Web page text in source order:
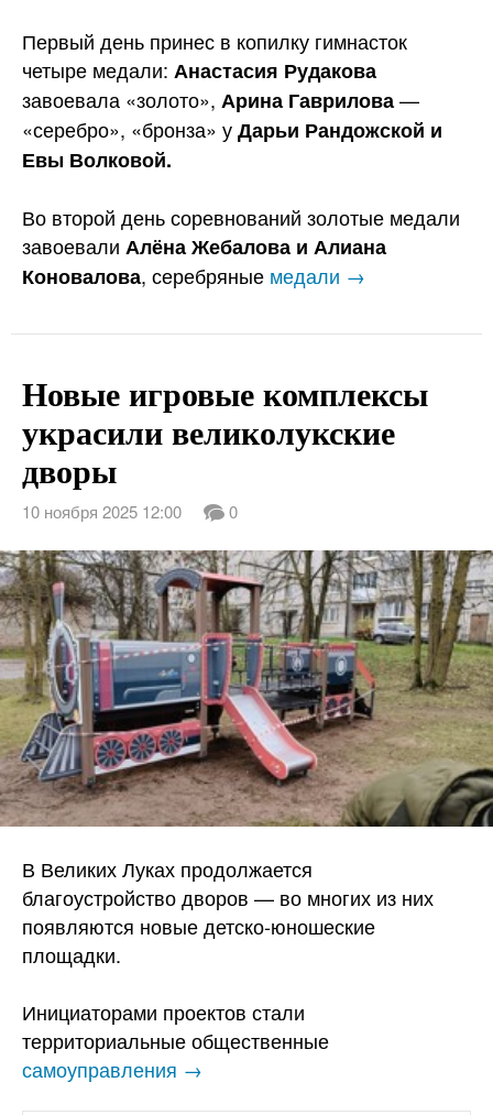
Первый день принес в копилку гимнасток
четыре медали: Анастасия Рудакова
завоевала «золото», Арина Гаврилова—
«серебро», «бронза» уДарьи Рандожской и
Евы Волковой.
Во второй день соревнований золотые медали
завоевали Алёна Жебалова и Алиана
Коновалова, серебряные медали →
Новые игровые комплексы
украсили великолукские
дворы
10 ноября 2025 12:00 0
В Великих Луках продолжается
благоустройство дворов — во многих из них
появляются новые детско-юношеские
площадки.
Инициаторами проектов стали
территориальные общественные
самоуправления →